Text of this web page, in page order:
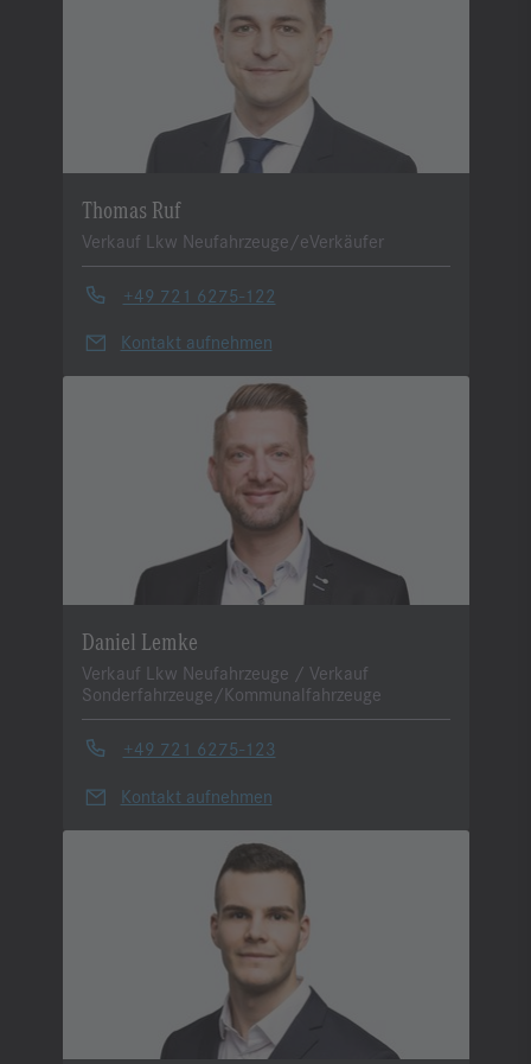
Thomas Ruf
Verkauf Lkw Neufahrzeuge/eVerkäufer
+49 721 6275-122
Kontakt aufnehmen
Daniel Lemke
Verkauf Lkw Neufahrzeuge / Verkauf
Sonderfahrzeuge/Kommunalfahrzeuge
+49 721 6275-123
Kontakt aufnehmen